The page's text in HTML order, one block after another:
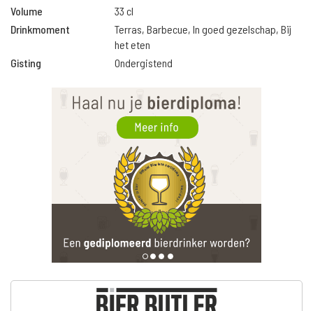
Volume
33 cl
Drinkmoment
Terras, Barbecue, In goed gezelschap, Bij
het eten
Gisting
Ondergistend